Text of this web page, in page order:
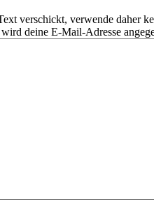
verschickt, verwende daher
deine E-Mail-Adresse